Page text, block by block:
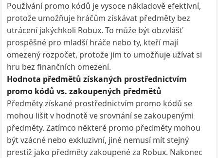
Používání promo kódů je vysoce nákladově efektivní,
protože umožňuje hráčům získávat předměty bez
utrácení jakýchkoli Robux. To může být obzvlášť
prospěšné pro mladší hráče nebo ty, kteří mají
omezený rozpočet, protože jim to umožňuje užívat si
hru bez finančních omezení.
Hodnota předmětů získaných prostřednictvím
promo kódů vs. zakoupených předmětů
Předměty získané prostřednictvím promo kódů se
mohou lišit v hodnotě ve srovnání se zakoupenými
předměty. Zatímco některé promo předměty mohou
být vzácné nebo exkluzivní, jiné nemusí mít stejný
prestiž jako předměty zakoupené za Robux. Nakonec